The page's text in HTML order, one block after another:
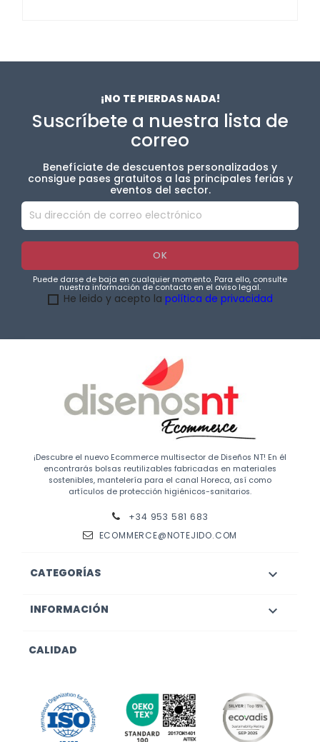
¡NO TE PIERDAS NADA!
Suscríbete a nuestra lista de
correo
Benefíciate de descuentos personalizados y
consigue pases gratuitos a las principales ferias y
eventos del sector.
Puede darse de baja en cualquier momento. Para ello, consulte
nuestra información de contacto en el aviso legal.
He leido y acepto la política de privacidad
¡Descubre el nuevo Ecommerce multisector de Diseños NT! En él
encontrarás bolsas reutilizables fabricadas en materiales
sostenibles, mantelería para el canal Horeca, así como
artículos de protección higiénicos-sanitarios.
+34 953 581 683
ECOMMERCE@NOTEJIDO.COM
CATEGORÍAS 
INFORMACIÓN 
CALIDAD